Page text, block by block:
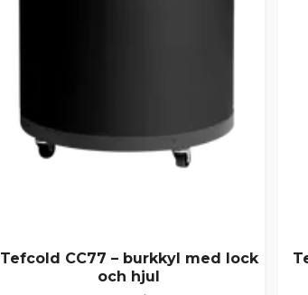
Tefcold CC77 – burkkyl med lock
och hjul